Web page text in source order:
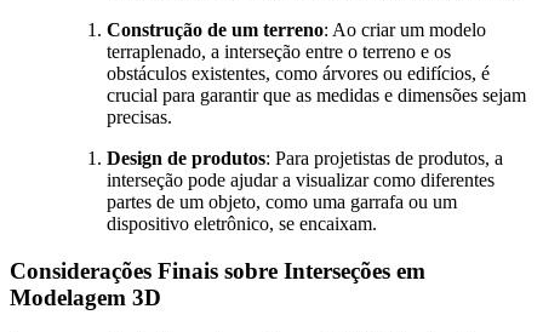
Construção de um terreno: Ao criar um modelo
terraplenado, a interseção entre o terreno e os
obstáculos existentes, como árvores ou edifícios, é
crucial para garantir que as medidas e dimensões sejam
precisas.
Design de produtos: Para projetistas de produtos, a
interseção pode ajudar a visualizar como diferentes
partes de um objeto, como uma garrafa ou um
dispositivo eletrônico, se encaixam.
Considerações Finais sobre Interseções em
Modelagem 3D